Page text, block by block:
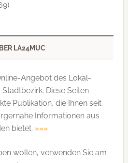
LA24MUC
Angebot des Lokal-
Diese Seiten
Publi­kation, die Ihnen seit
Informationen aus
bietet. »»»
wollen, verwenden Sie am